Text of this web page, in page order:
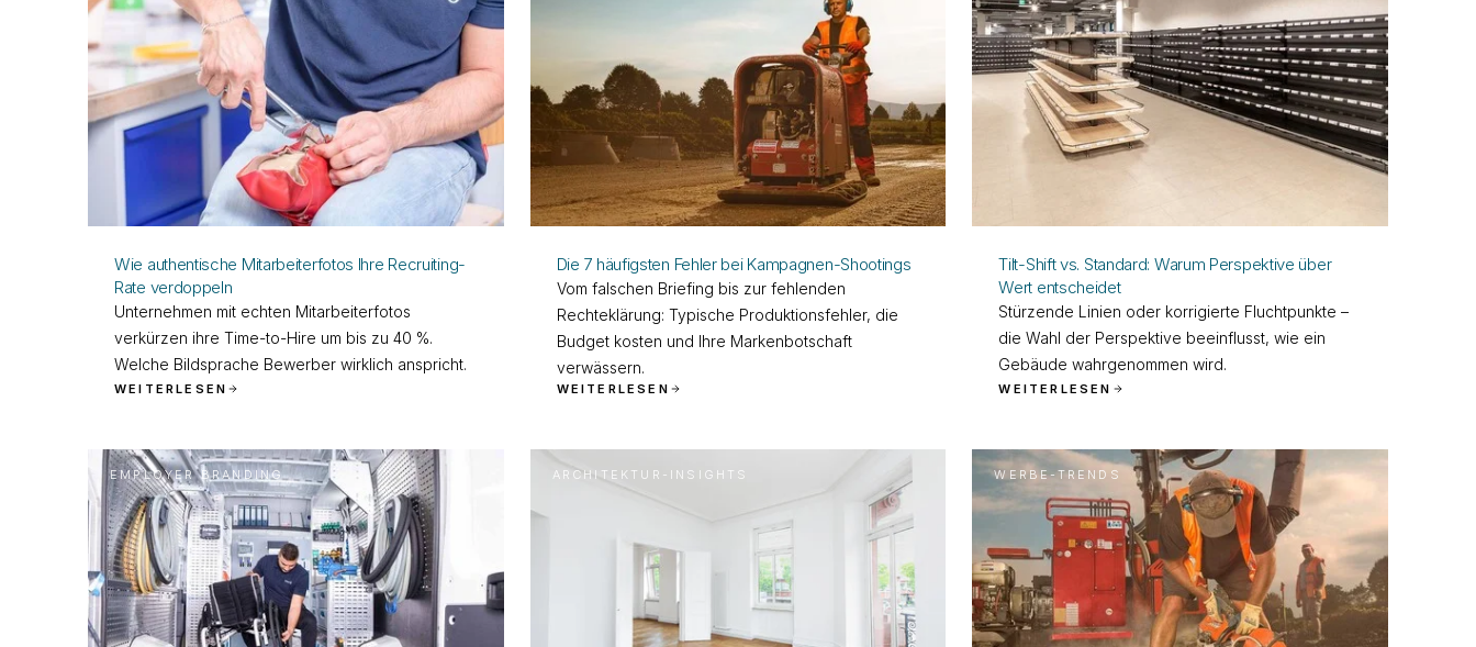
Wie authentische Mitarbeiterfotos Ihre Recruiting-
Rate verdoppeln
Unternehmen mit echten Mitarbeiterfotos
verkürzen ihre Time-to-Hire um bis zu 40 %.
Welche Bildsprache Bewerber wirklich anspricht.
WEITERLESEN
Die 7 häufigsten Fehler bei Kampagnen-Shootings
Vom falschen Briefing bis zur fehlenden
Rechteklärung: Typische Produktionsfehler, die
Budget kosten und Ihre Markenbotschaft
verwässern.
WEITERLESEN
Tilt-Shift vs. Standard: Warum Perspektive über
Wert entscheidet
Stürzende Linien oder korrigierte Fluchtpunkte –
die Wahl der Perspektive beeinflusst, wie ein
Gebäude wahrgenommen wird.
WEITERLESEN
EMPLOYER BRANDING ARCHITEKTUR-INSIGHTS WERBE-TRENDS